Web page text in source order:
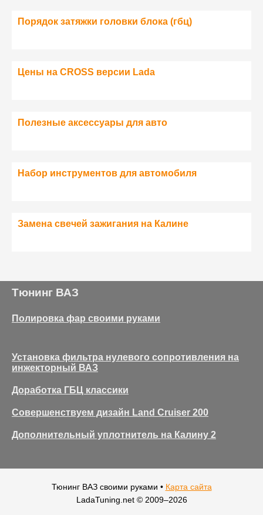
Порядок затяжки головки блока (гбц)
Цены на CROSS версии Lada
Полезные аксессуары для авто
Набор инструментов для автомобиля
Замена свечей зажигания на Калине
Тюнинг ВАЗ
Полировка фар своими руками
Установка фильтра нулевого сопротивления на
инжекторный ВАЗ
Доработка ГБЦ классики
Совершенствуем дизайн Land Cruiser 200
Дополнительный уплотнитель на Калину 2
Тюнинг ВАЗ своими руками • Карта сайта
LadaTuning.net © 2009–2026